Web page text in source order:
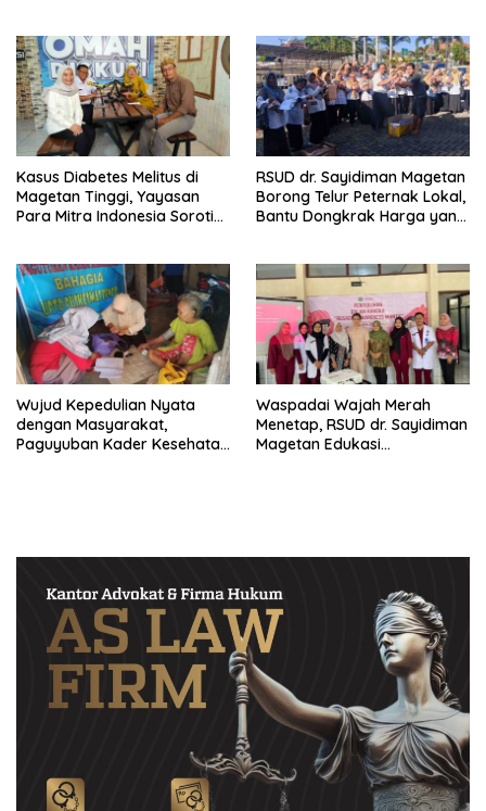
Kasus Diabetes Melitus di
Magetan Tinggi, Yayasan
Para Mitra Indonesia Soroti
RSUD dr. Sayidiman Magetan
Borong Telur Peternak Lokal,
Bantu Dongkrak Harga yang
Wujud Kepedulian Nyata
dengan Masyarakat,
Paguyuban Kader Kesehatan
Waspadai Wajah Merah
Menetap, RSUD dr. Sayidiman
Magetan Edukasi